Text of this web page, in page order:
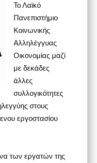
Το Λαϊκό
Πανεπιστήμιο
Κοινωνικής
Αλληλέγγυας
Οικονομίας μαζί
με δεκάδες
άλλες
συλλογικότητες
στους
εργοστασίου
των εργατών της